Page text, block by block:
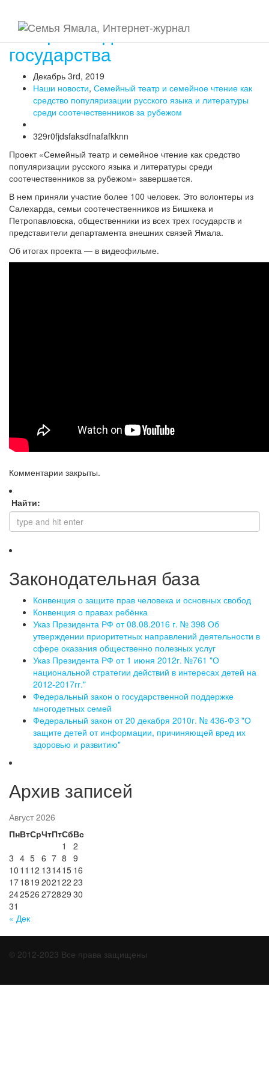
Театр объединяет
государства
Декабрь 3rd, 2019
Наши новости, Семейный театр и семейное чтение как
средство популяризации русского языка и литературы
среди соотечественников за рубежом
329r0fjdsfaksdfnafafkknn
Проект «Семейный театр и семейное чтение как средство
популяризации русского языка и литературы среди
соотечественников за рубежом» завершается.
В нем приняли участие более 100 человек. Это волонтеры из
Салехарда, семьи соотечественников из Бишкека и
Петропавловска, общественники из всех трех государств и
представители департамента внешних связей Ямала.
Об итогах проекта — в видеофильме.
Комментарии закрыты.
Найти:
Законодательная база
Конвенция о защите прав человека и основных свобод
Конвенция о правах ребёнка
Указ Президента РФ от 08.08.2016 г. № 398 Об
утверждении приоритетных направлений деятельности в
сфере оказания общественно полезных услуг
Указ Президента РФ от 1 июня 2012г. №761 "О
национальной стратегии действий в интересах детей на
2012-2017гг."
Федеральный закон о государственной поддержке
многодетных семей
Федеральный закон от 20 декабря 2010г. № 436-ФЗ "О
защите детей от информации, причиняющей вред их
здоровью и развитию"
Архив записей
Август 2026
ПнВтСрЧтПтСбВс
« Дек
1
2
3 4 5 6 7 8 9
10 11 12 131415 16
171819 2021 22 23
242526 272829 30
31
© 2012-2023 Все права защищены